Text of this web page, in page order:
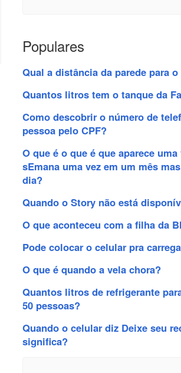
Populares
Qual a distância da parede para o
Quantos litros tem o tanque da
Como descobrir o número de
pessoa pelo CPF?
O que é o que é que aparece
sEmana uma vez em um mês
dia?
Quando o Story não está
O que aconteceu com a filha da
Pode colocar o celular pra
O que é quando a vela chora?
Quantos litros de refrigerante
50 pessoas?
Quando o celular diz Deixe seu
significa?